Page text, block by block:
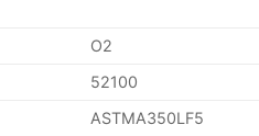
O2
52100
ASTMA350LF5